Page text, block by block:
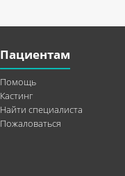
Пациентам
Помощь
Кастинг
Найти специалиста
Пожаловаться